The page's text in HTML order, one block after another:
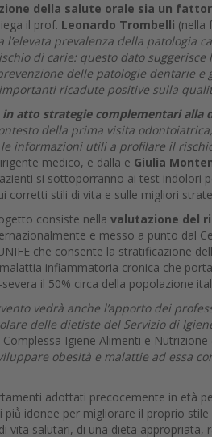
della salute orale sia un
il prof. Leonardo Trombelli (nella
l’elevata prevalenza della patologia
di carie: questo dato
delle patologie dentarie e
ricadute positive sulla
atto strategie complementari alla
della prima visita odontoiatrica,
informazioni utili a profilare il
medico, e dalla e Giulia
si sottoporranno ai test indolori
corretti stili di vita e sulle migliori
consiste nella valutazione del
e messo a punto dal
che consente la stratificazione
infiammatoria cronica che
il 50% circa della popolazione
vedrà anche l’apporto dei
delle dietiste del Servizio di
Igiene Alimenti e Nutrizione
obesità e malattie ad essa
adottati precocemente in età
idonee per migliorare il proprio
vita salutari, di una dieta